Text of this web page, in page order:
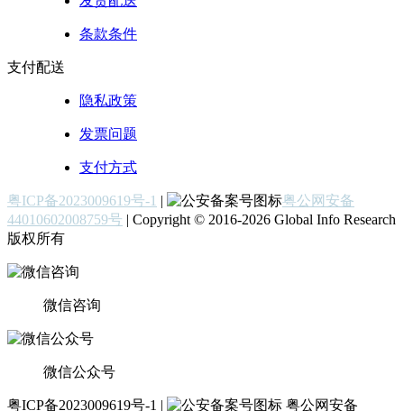
条款条件
支付配送
隐私政策
发票问题
支付方式
粤ICP备2023009619号-1 |
粤公网安备
44010602008759号 | Copyright © 2016-2026 Global Info Research
版权所有
微信咨询
微信公众号
粤ICP备2023009619号-1 | 粤公网安备